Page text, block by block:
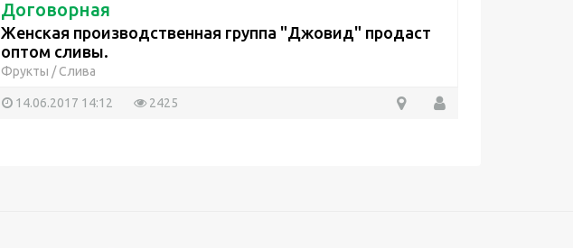
Договорная
Женская производственная группа "Джовид" продаст
оптом сливы.
Фрукты /Слива
14.06.2017 14:12 2425